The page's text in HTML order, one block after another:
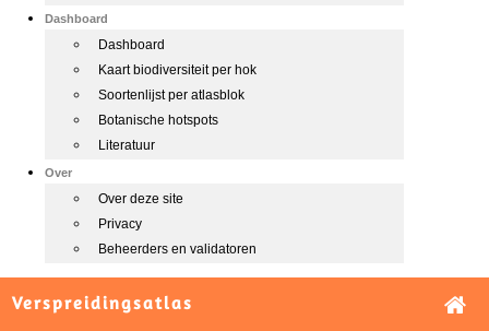
Dashboard
Dashboard
Kaart biodiversiteit per hok
Soortenlijst per atlasblok
Botanische hotspots
Literatuur
Over
Over deze site
Privacy
Beheerders en validatoren
Verspreidingsatlas